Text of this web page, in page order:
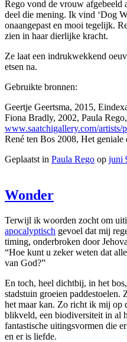
Rego vond de vrouw afgebeeld
deel die mening. Ik vind ‘Dog
onaangepast en mooi tegelijk.
zien in haar dierlijke kracht.
Ze laat een indrukwekkend
etsen na.
Gebruikte bronnen:
Geertje Geertsma, 2015,
Fiona Bradly, 2002, Paula
www.saatchigallery.com/artists/
René ten Bos 2008, Het geniale
Geplaatst in Paula Rego op juni
Wonder
Terwijl ik woorden zocht om
apocalyptisch gevoel dat mij
timing, onderbroken door
“Hoe kunt u zeker weten dat
van God?”
En toch, heel dichtbij, in het
stadstuin groeien
het maar kan. Zo richt ik mij op
blikveld, een biodiversiteit in al
fantastische uitingsvormen die
en er is liefde.